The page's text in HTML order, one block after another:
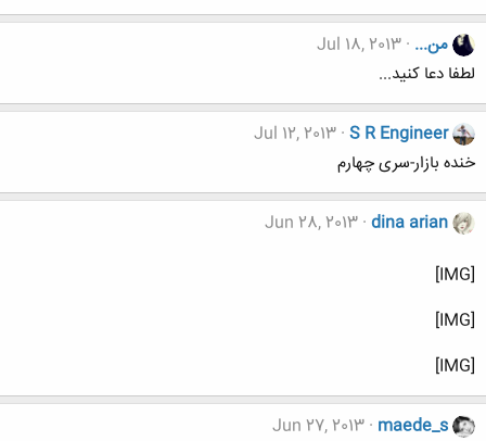
من... Jul 18, 2013
لطفا دعا کنید...
S R Engineer
Jul 12, 2013
خنده بازار-سری چهارم
dina arian
Jun 28, 2013
[IMG]
[IMG]
[IMG]
maede_s
Jun 27, 2013